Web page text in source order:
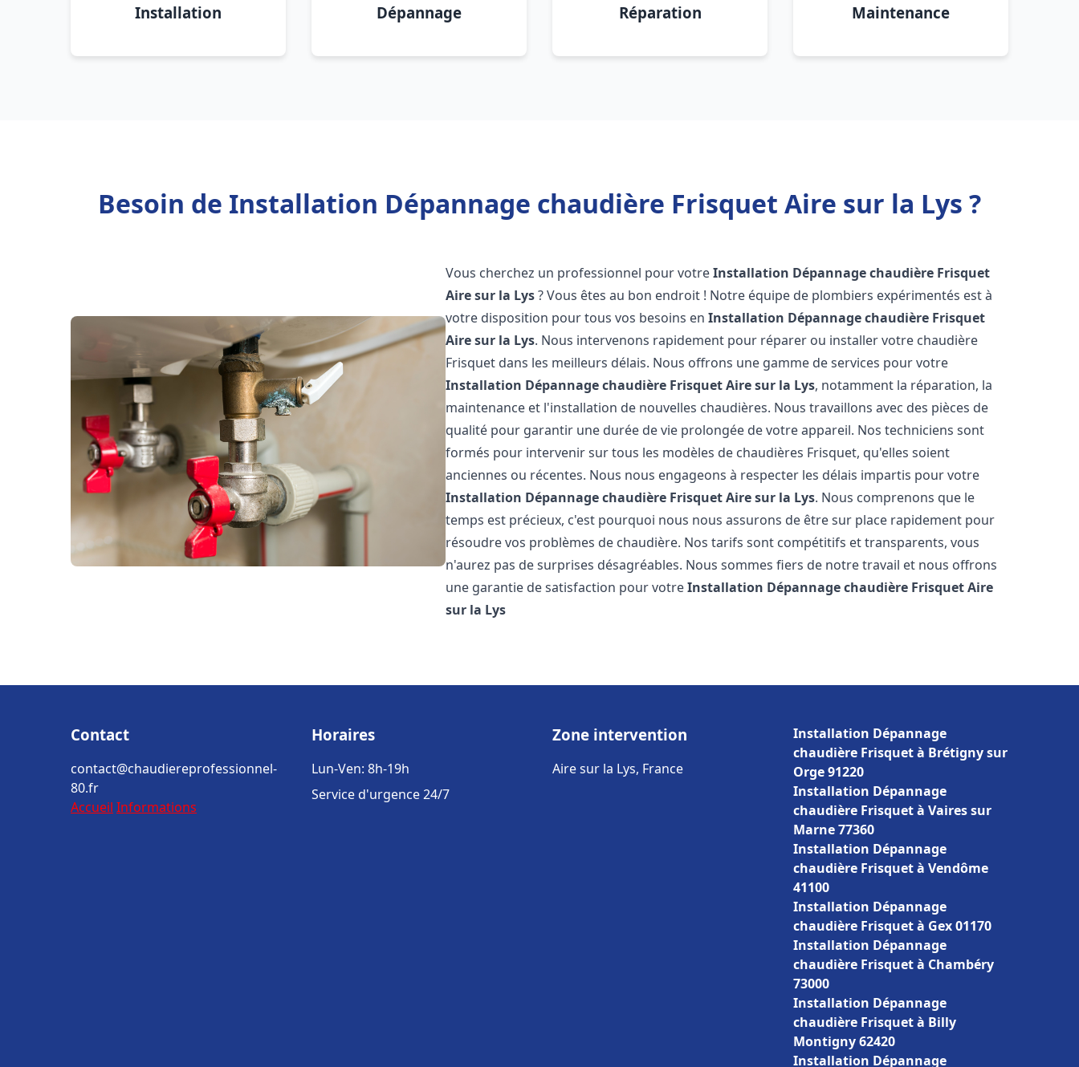
Installation Dépannage Réparation Maintenance
Besoin de Installation Dépannage chaudière Frisquet Aire sur la Lys ?
Vous cherchez un professionnel pour votreInstallation Dépannage chaudière Frisquet
Aire sur la Lys? Vous êtes au bon endroit ! Notre équipe de plombiers expérimentés est à
votre disposition pour tous vos besoins enInstallation Dépannage chaudière Frisquet
Aire sur la Lys. Nous intervenons rapidement pour réparer ou installer votre chaudière
Frisquet dans les meilleurs délais. Nous offrons une gamme de services pour votre
Installation Dépannage chaudière FrisquetAire sur la Lys, notamment la réparation, la
maintenance et l'installation de nouvelles chaudières. Nous travaillons avec des pièces de
qualité pour garantir une durée de vie prolongée de votre appareil. Nos techniciens sont
formés pour intervenir sur tous les modèles de chaudières Frisquet, qu'elles soient
anciennes ou récentes. Nous nous engageons à respecter les délais impartis pour votre
Installation Dépannage chaudière FrisquetAire sur la Lys. Nous comprenons que le
temps est précieux, c'est pourquoi nous nous assurons de être sur place rapidement pour
résoudre vos problèmes de chaudière. Nos tarifs sont compétitifs et transparents, vous
n'aurez pas de surprises désagréables. Nous sommes fiers de notre travail et nous offrons
une garantie de satisfaction pour votreInstallation Dépannage chaudière FrisquetAire
sur la Lys
Contact
contact@chaudiereprofessionnel-
80.fr
Accueil Informations
Horaires
Lun-Ven: 8h-19h
Service d'urgence 24/7
Zone intervention
Aire sur la Lys, France
Installation Dépannage
chaudière Frisquet à Brétigny sur
Orge 91220
Installation Dépannage
chaudière Frisquet à Vaires sur
Marne 77360
Installation Dépannage
chaudière Frisquet à Vendôme
41100
Installation Dépannage
chaudière Frisquet à Gex 01170
Installation Dépannage
chaudière Frisquet à Chambéry
73000
Installation Dépannage
chaudière Frisquet à Billy
Montigny 62420
Installation Dépannage